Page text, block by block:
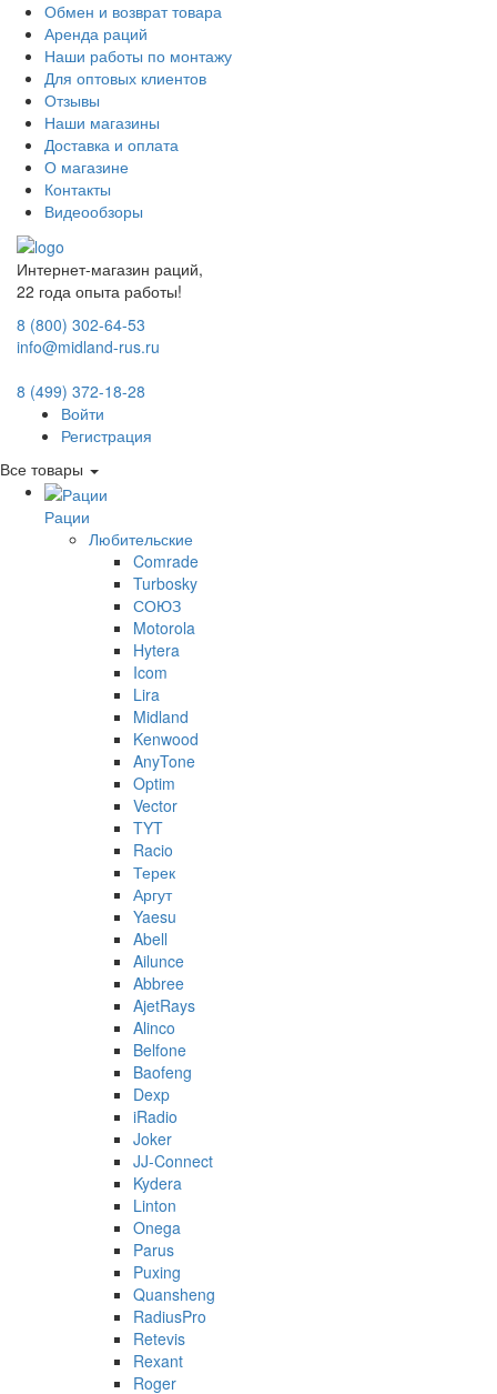
Обмен и возврат товара
Аренда раций
Наши работы по монтажу
Для оптовых клиентов
Отзывы
Наши магазины
Доставка и оплата
О магазине
Контакты
Видеообзоры
Интернет-магазин раций,
22 года опыта работы!
8 (800) 302-64-53
info@midland-rus.ru
8 (499) 372-18-28
Войти
Регистрация
Все товары
Рации
Любительские
Comrade
Turbosky
СОЮЗ
Motorola
Hytera
Icom
Lira
Midland
Kenwood
AnyTone
Optim
Vector
TYT
Racio
Терек
Аргут
Yaesu
Abell
Ailunce
Abbree
AjetRays
Alinco
Belfone
Baofeng
Dexp
iRadio
Joker
JJ-Connect
Kydera
Linton
Onega
Parus
Puxing
Quansheng
RadiusPro
Retevis
Rexant
Roger